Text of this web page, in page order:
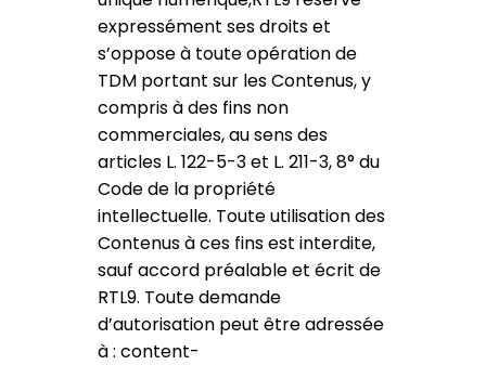
expressément ses droits et
s’oppose à toute opération de
TDM portant sur les Contenus, y
compris à des fins non
commerciales, au sens des
articles L. 122-5-3 et L. 211-3, 8° du
Code de la propriété
intellectuelle. Toute utilisation des
Contenus à ces fins est interdite,
sauf accord préalable et écrit de
RTL9. Toute demande
d’autorisation peut être adressée
à : content-